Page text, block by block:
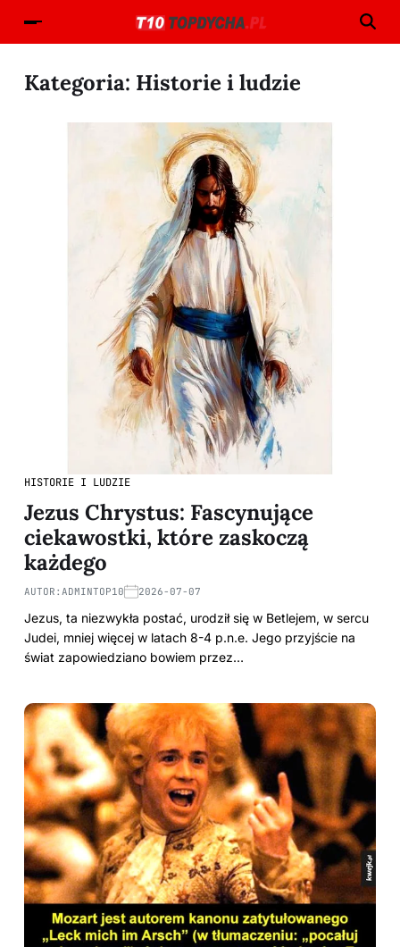
Kategoria: Historie i ludzie
HISTORIE I LUDZIE
Jezus Chrystus: Fascynujące
ciekawostki, które zaskoczą
każdego
AUTOR: ADMINTOP10 2026-07-07
Jezus, ta niezwykła postać, urodził się w Betlejem, w sercu
Judei, mniej więcej w latach 8-4 p.n.e. Jego przyjście na
świat zapowiedziano bowiem przez…